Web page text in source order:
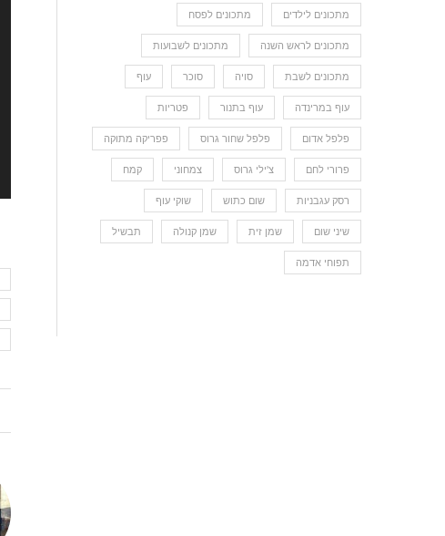
מתכונים לילדים מתכונים לפסח
מתכונים לראש השנה מתכונים לשבועות
מתכונים לשבת סויה סוכר עוף
עוף במרינדה עוף בתנור פטריות
פלפל אדום פלפל שחור גרוס פפריקה מתוקה
פרורי לחם צ'ילי גרוס צמחוני קמח
רסק עגבניות שום כתוש שוקי עוף
שיני שום שמן זית שמן קנולה תבשיל
תפוחי אדמה